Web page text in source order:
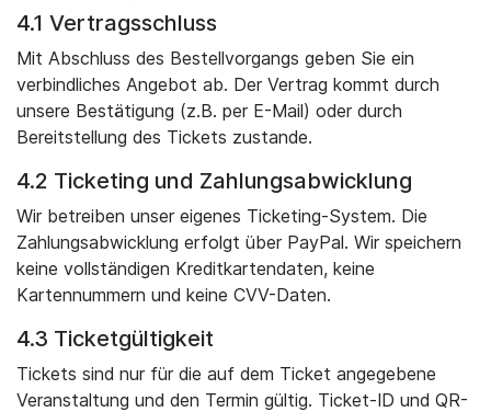
4.1 Vertragsschluss
Mit Abschluss des Bestellvorgangs geben Sie ein
verbindliches Angebot ab. Der Vertrag kommt durch
unsere Bestätigung (z.B. per E-Mail) oder durch
Bereitstellung des Tickets zustande.
4.2 Ticketing und Zahlungsabwicklung
Wir betreiben unser eigenes Ticketing-System. Die
Zahlungsabwicklung erfolgt über PayPal. Wir speichern
keine vollständigen Kreditkartendaten, keine
Kartennummern und keine CVV-Daten.
4.3 Ticketgültigkeit
Tickets sind nur für die auf dem Ticket angegebene
Veranstaltung und den Termin gültig. Ticket-ID und QR-